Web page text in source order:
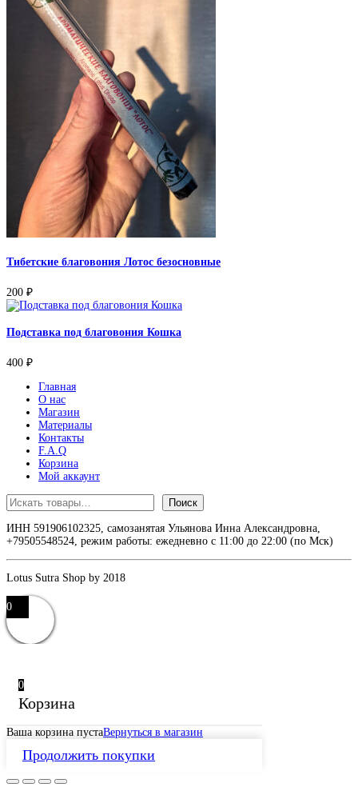
Тибетские благовония Лотос безосновные
200 ₽
Подставка под благовония Кошка
400 ₽
Главная
О нас
Магазин
Материалы
Контакты
F.A.Q
Корзина
Мой аккаунт
Поиск
Поиск
ИНН 591906102325, самозанятая Ульянова Инна Александровна,
+79505548524, режим работы: ежедневно с 11:00 до 22:00 (по Мск)
Lotus Sutra Shop by 2018
0
0
Корзина
Ваша корзина пустаВернуться в магазин
Продолжить покупки